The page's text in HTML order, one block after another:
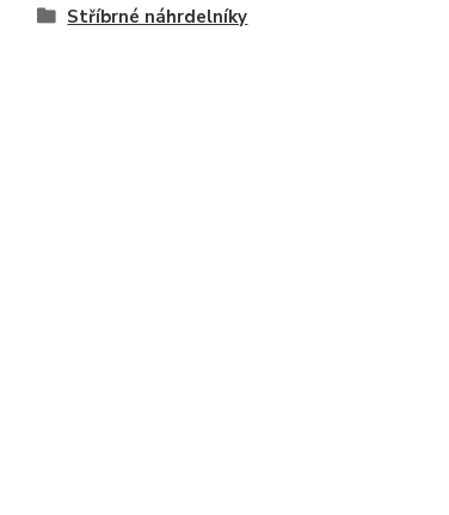
Stříbrné náhrdelníky